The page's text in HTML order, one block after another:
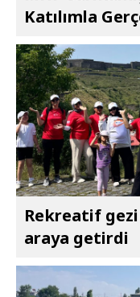
Katılımla
Rekreatif
araya getirdi